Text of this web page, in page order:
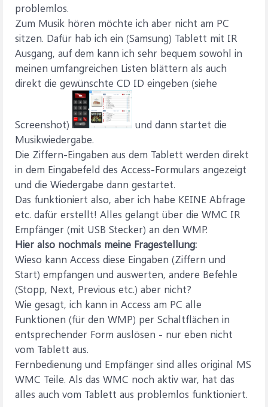
problemlos.
Zum Musik hören möchte ich aber nicht am PC
sitzen. Dafür hab ich ein (Samsung) Tablett mit IR
Ausgang, auf dem kann ich sehr bequem sowohl in
meinen umfangreichen Listen blättern als auch
direkt die gewünschte CD ID eingeben (siehe
Screenshot)
und dann startet die
Musikwiedergabe.
Die Ziffern-Eingaben aus dem Tablett werden direkt
in dem Eingabefeld des Access-Formulars angezeigt
und die Wiedergabe dann gestartet.
Das funktioniert also, aber ich habe KEINE Abfrage
etc. dafür erstellt! Alles gelangt über die WMC IR
Empfänger (mit USB Stecker) an den WMP.
Hier also nochmals meine Fragestellung:
Wieso kann Access diese Eingaben (Ziffern und
Start) empfangen und auswerten, andere Befehle
(Stopp, Next, Previous etc.) aber nicht?
Wie gesagt, ich kann in Access am PC alle
Funktionen (für den WMP) per Schaltflächen in
entsprechender Form auslösen - nur eben nicht
vom Tablett aus.
Fernbedienung und Empfänger sind alles original MS
WMC Teile. Als das WMC noch aktiv war, hat das
alles auch vom Tablett aus problemlos funktioniert.